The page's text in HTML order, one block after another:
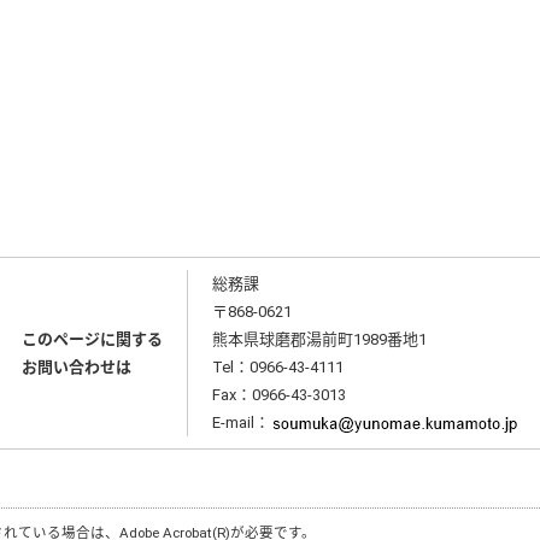
このページに関する
お問い合わせは
総務課
〒868-0621
熊本県球磨郡湯前町1989番地1
Tel：0966-43-4111
Fax：0966-43-3013
E-mail：
ている場合は、 Adobe Acrobat(R)が必要です。